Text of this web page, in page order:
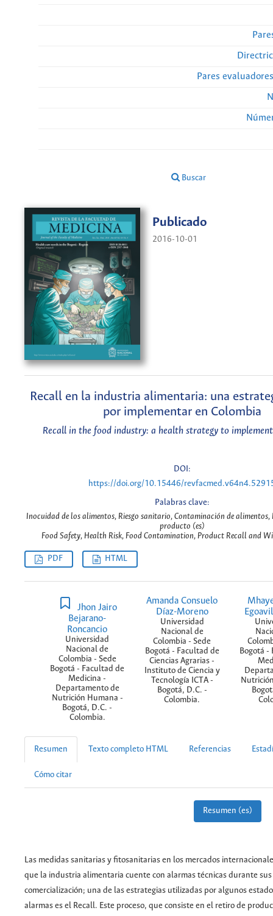
Pares
Buscar
Publicado
2016-10-01
Recall en la industria alimentaria: una
por implementar en Colombia
Recall in the food industry: a health strategy to
DOI:
https://doi.org/10.15446/
Palabras clave:
Inocuidad de los alimentos, Riesgo sanitario, Contaminación de
producto (es)
Food Safety, Health Risk, Food Contamination, Product Recall and
PDF HTML
Jhon Jairo
Bejarano-
Roncancio
Universidad
Nacional de
Colombia - Sede
Bogotá - Facultad de
Medicina -
Departamento de
Nutrición Humana -
Bogotá, D.C. -
Colombia.
Amanda Consuelo
Díaz-Moreno
Universidad
Nacional de
Colombia - Sede
Bogotá - Facultad de
Ciencias Agrarias -
Instituto de Ciencia y
Tecnología ICTA -
Bogotá, D.C. -
Colombia.
Bogotá -
Resumen Texto completo HTML Referencias
Cómo citar
Resumen (es)
Las medidas sanitarias y fitosanitarias en los mercados
que la industria alimentaria cuente con alarmas técnicas durante sus
comercialización; una de las estrategias utilizadas por algunos
alarmas es el Recall. Este proceso, que consiste en el retiro de